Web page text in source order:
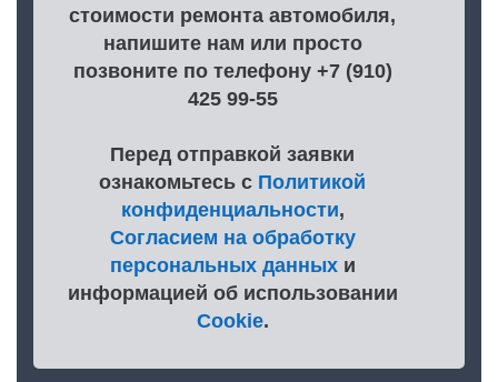
стоимости ремонта автомобиля,
напишите нам или просто
позвоните по телефону +7 (910)
425 99-55
Перед отправкой заявки
ознакомьтесь с Политикой
конфиденциальности,
Согласием на обработку
персональных данныхи
информацией об использовании
Cookie.